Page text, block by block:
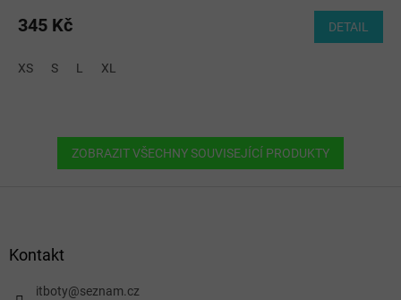
345 Kč DETAIL
XS S L XL
ZOBRAZIT VŠECHNY SOUVISEJÍCÍ PRODUKTY
Kontakt
itboty@seznam.cz